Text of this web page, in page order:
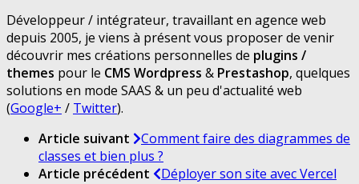
Développeur / intégrateur, travaillant en agence web
depuis 2005, je viens à présent vous proposer de venir
découvrir mes créations personnelles de plugins /
themes pour le CMS Wordpress & Prestashop, quelques
solutions en mode SAAS & un peu d'actualité web
(Google+ / Twitter).
Article suivant
Comment faire des diagrammes de
classes et bien plus ?
Article précédent
Déployer son site avec Vercel